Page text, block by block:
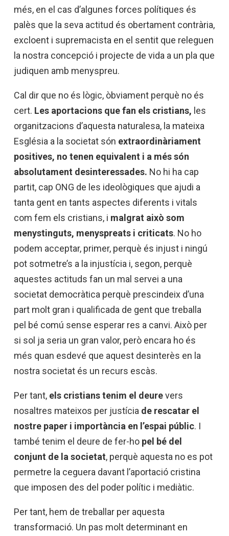
més, en el cas d’algunes forces polítiques és
palès que la seva actitud és obertament contrària,
excloent i supremacista en el sentit que releguen
la nostra concepció i projecte de vida a un pla que
judiquen amb menyspreu.
Cal dir que no és lògic, òbviament perquè no és
cert. Les aportacions que fan els cristians, les
organitzacions d’aquesta naturalesa, la mateixa
Església a la societat són extraordinàriament
positives, no tenen equivalent i a més són
absolutament desinteressades. No hi ha cap
partit, cap ONG de les ideològiques que ajudi a
tanta gent en tants aspectes diferents i vitals
com fem els cristians, i malgrat això som
menystinguts, menyspreats i criticats. No ho
podem acceptar, primer, perquè és injust i ningú
pot sotmetre’s a la injustícia i, segon, perquè
aquestes actituds fan un mal servei a una
societat democràtica perquè prescindeix d’una
part molt gran i qualificada de gent que treballa
pel bé comú sense esperar res a canvi. Això per
si sol ja seria un gran valor, però encara ho és
més quan esdevé que aquest desinterès en la
nostra societat és un recurs escàs.
Per tant, els cristians tenim el deurevers
nosaltres mateixos per justícia de rescatar el
nostre paper i importància en l’espai públic. I
també tenim el deure de fer-ho pel bé del
conjunt de la societat, perquè aquesta no es pot
permetre la ceguera davant l’aportació cristina
que imposen des del poder polític i mediàtic.
Per tant, hem de treballar per aquesta
transformació. Un pas molt determinant en